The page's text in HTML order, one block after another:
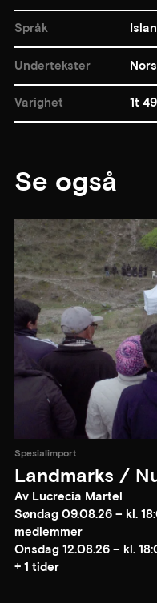
Språk
Undertekster
Varighet 1t
Se også
Spesialimport
Landmarks /
Av Lucrecia Martel
Søndag 09.08.26 – kl.
medlemmer
Onsdag 12.08.26 – kl.
+ 1 tider